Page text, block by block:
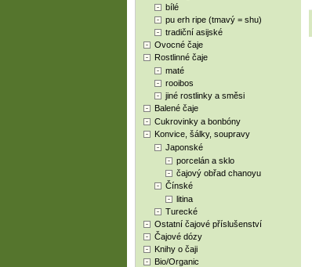
bílé
pu erh ripe (tmavý = shu)
tradiční asijské
Ovocné čaje
Rostlinné čaje
maté
rooibos
jiné rostlinky a směsi
Balené čaje
Cukrovinky a bonbóny
Konvice, šálky, soupravy
Japonské
porcelán a sklo
čajový obřad chanoyu
Čínské
litina
Turecké
Ostatní čajové příslušenství
Čajové dózy
Knihy o čaji
Bio/Organic